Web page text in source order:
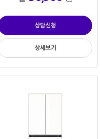
상담신청
상세보기